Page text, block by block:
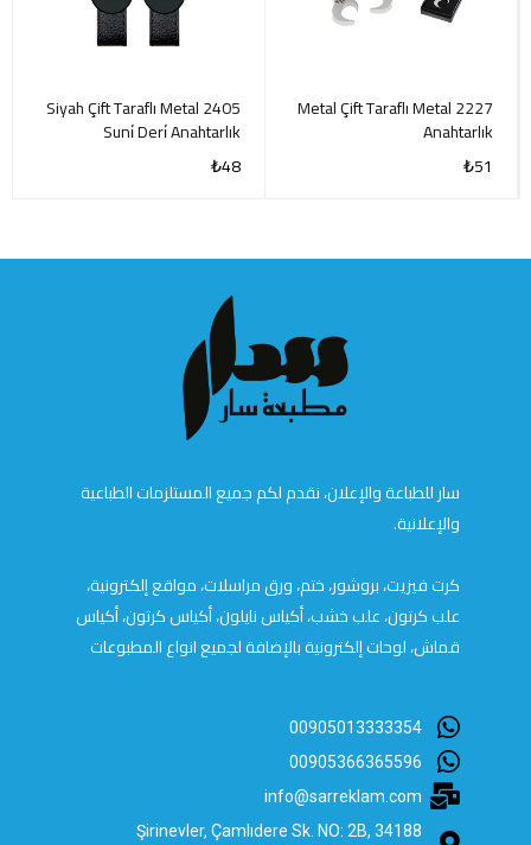
2227 Metal Çift Taraflı Metal
Anahtarlık
₺51
2405 Siyah Çift Taraflı Metal
Suni̇ Deri̇ Anahtarlık
₺48
سار للطباعة والإعلان، نقدم لكم جميع المستلزمات الطباعية
والإعلانية.
كرت فيزيت، بروشور، ختم، ورق مراسلات، مواقع إلكترونية،
علب كرتون، علب خشب، أكياس نايلون، أكياس كرتون، أكياس
قماش، لوحات إلكترونية بالإضافة لجميع انواع المطبوعات
00905013333354
00905366365596
info@sarreklam.com
Şirinevler, Çamlıdere Sk. NO: 2B, 34188